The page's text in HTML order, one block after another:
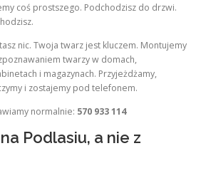
coś prostszego. Podchodzisz do drzwi.
nic. Twoja twarz jest kluczem. Montujemy
twarzy w domach,
i magazynach. Przyjeżdżamy,
i zostajemy pod telefonem.
normalnie: 570 933 114
Podlasiu, a nie z